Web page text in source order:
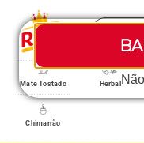
content
Search
Mate Tostado Herbal
Chimarrão